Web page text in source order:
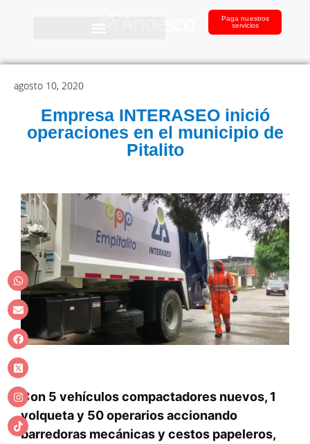
Paga nuestros
servicios
agosto 10, 2020
Empresa INTERASEO inició
operaciones en el municipio de
Pitalito
Con 5 vehículos compactadores nuevos, 1
volqueta y 50 operarios accionando
barredoras mecánicas y cestos papeleros,